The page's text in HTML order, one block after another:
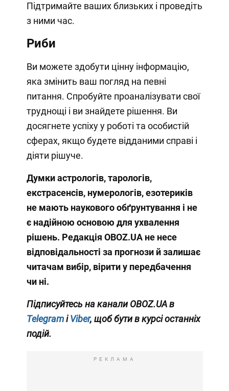
Підтримайте ваших близьких і проведіть
з ними час.
Риби
Ви можете здобути цінну інформацію,
яка змінить ваш погляд на певні
питання. Спробуйте проаналізувати свої
труднощі і ви знайдете рішення. Ви
досягнете успіху у роботі та особистій
сферах, якщо будете відданими справі і
діяти рішуче.
Думки астрологів, тарологів,
екстрасенсів, нумерологів, езотериків
не мають наукового обґрунтування і не
є надійною основою для ухвалення
рішень. Редакція OBOZ.UA не несе
відповідальності за прогнози й залишає
читачам вибір, вірити у передбачення
чи ні.
Підписуйтесь на канали OBOZ.UA в
TelegramіViber, щоб бути в курсі останніх
подій.
РЕКЛАМА